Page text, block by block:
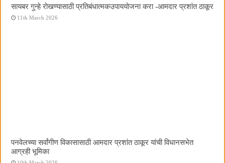
सायबर गुन्हे रोखण्यासाठी प्रतिबंधात्मकउपाययोजना करा -आमदार प्रशांत ठाकूर
11th March 2026
पनवेलच्या सर्वांगीण विकासासाठी आमदार प्रशांत ठाकूर यांची विधानसभेत
आग्रही भूमिका